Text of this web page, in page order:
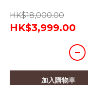
HK$18,000.00
HK$3,999.00
加入購物車